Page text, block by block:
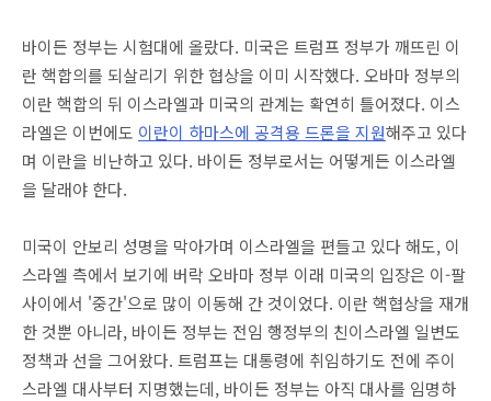
바이든 정부는 시험대에 올랐다. 미국은 트럼프 정부가 깨뜨린 이
란 핵합의를 되살리기 위한 협상을 이미 시작했다. 오바마 정부의
이란 핵합의 뒤 이스라엘과 미국의 관계는 확연히 틀어졌다. 이스
라엘은 이번에도 이란이 하마스에 공격용 드론을 지원해주고 있다
며 이란을 비난하고 있다. 바이든 정부로서는 어떻게든 이스라엘
을 달래야 한다.
미국이 안보리 성명을 막아가며 이스라엘을 편들고 있다 해도, 이
스라엘 측에서 보기에 버락 오바마 정부 이래 미국의 입장은 이-팔
사이에서 '중간'으로 많이 이동해 간 것이었다. 이란 핵협상을 재개
한 것뿐 아니라, 바이든 정부는 전임 행정부의 친이스라엘 일변도
정책과 선을 그어왔다. 트럼프는 대통령에 취임하기도 전에 주이
스라엘 대사부터 지명했는데, 바이든 정부는 아직 대사를 임명하